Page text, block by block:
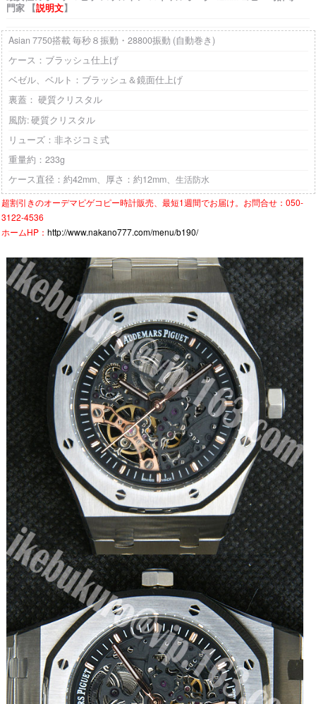
門家 【説明文】
Asian 7750搭載 毎秒８振動・28800振動 (自動巻き)
ケース：ブラッシュ仕上げ
ベゼル、 ベルト ：ブラッシュ＆鏡面仕上げ
裏蓋： 硬質クリスタル
風防: 硬質クリスタル
リューズ：非ネジコミ式
重量約：233g
ケース直径：約42mm、厚さ：約12mm、 生活防水
超割引きのオーデマピゲコピー時計販売、最短1週間でお届け。お問合せ：050-
3122-4536
ホームHP： http://www.nakano777.com/menu/b190/